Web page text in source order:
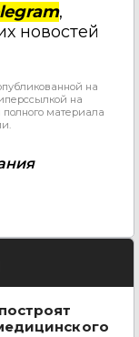
,
новостей
на
на
материала